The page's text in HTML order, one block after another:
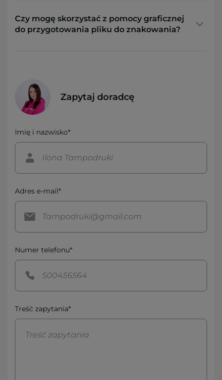
Czy mogę skorzystać z pomocy graficznej
do przygotowania pliku do znakowania?
Zapytaj doradcę
Imię i nazwisko*
Adres e-mail*
Numer telefonu*
Treść zapytania*